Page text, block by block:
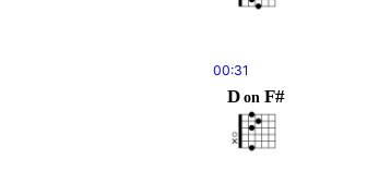
00:31
D on F#